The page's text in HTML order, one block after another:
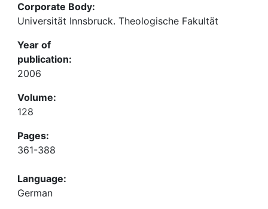
Corporate Body:
Universität Innsbruck. Theologische Fakultät
Year of
publication:
2006
Volume:
128
Pages:
361-388
Language:
German